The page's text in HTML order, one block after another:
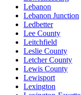
Lebanon
Lebanon Junction
Ledbetter
Lee County
Leitchfield
Leslie County
Letcher County
Lewis County
Lewisport
Lexington